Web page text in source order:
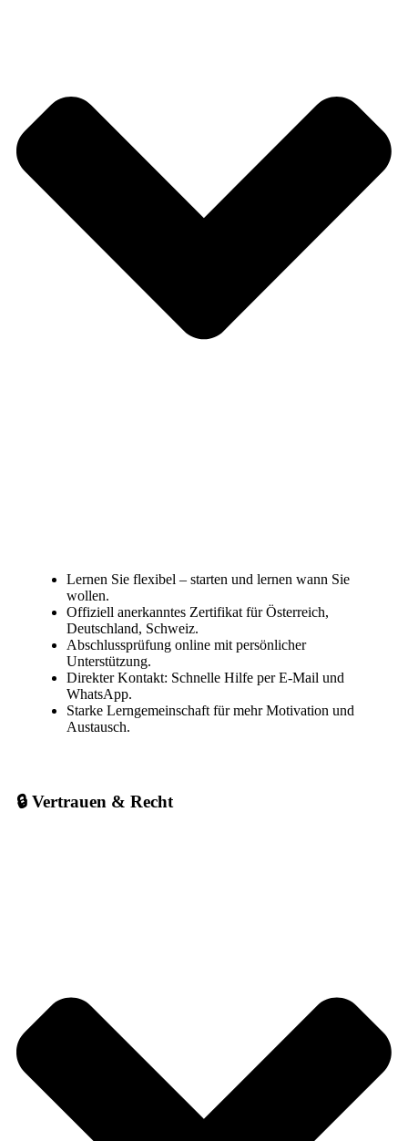
Lernen Sie flexibel – starten und lernen wann Sie
wollen.
Offiziell anerkanntes Zertifikat für Österreich,
Deutschland, Schweiz.
Abschlussprüfung online mit persönlicher
Unterstützung.
Direkter Kontakt: Schnelle Hilfe per E-Mail und
WhatsApp.
Starke Lerngemeinschaft für mehr Motivation und
Austausch.
🔒 Vertrauen & Recht